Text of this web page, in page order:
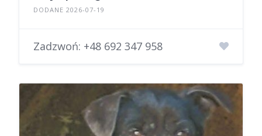
DODANE 2026-07-19
Zadzwoń: +48 692 347 958